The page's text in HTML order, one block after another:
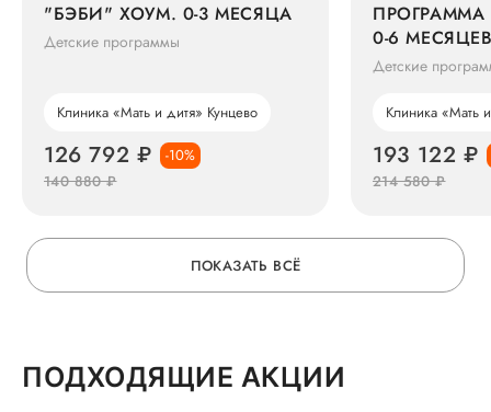
"БЭБИ" ХОУМ. 0-3 МЕСЯЦА
Детские программы
Клиника «Мать и дитя» Кунцево
126 792 ₽
-10%
140 880 ₽
0-6
Детские
Клиника «Мать
193 122 ₽
214 580 ₽
ПОКАЗАТЬ ВСЁ
ПОДХОДЯЩИЕ АКЦИИ